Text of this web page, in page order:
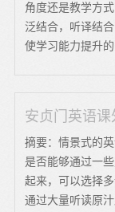
角度还是教学方
泛结合，听译结
使学习能力提升的
安贞门英语课
摘要：情景式的
是否能够通过一
起来，可以选择
通过大量听读原